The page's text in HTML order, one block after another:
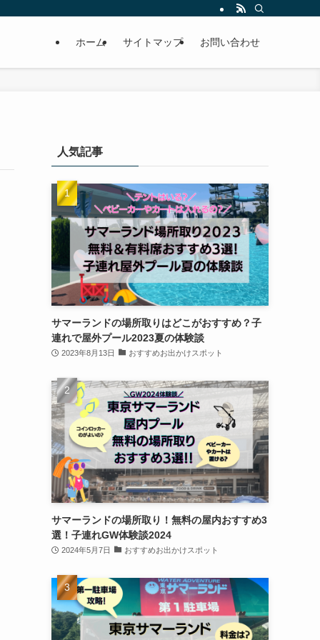
ホーム サイトマップ お問い合わせ
人気記事
サマーランドの場所取りはどこがおすすめ？子
連れで屋外プール2023夏の体験談
2023年8月13日 おすすめお出かけスポット
サマーランドの場所取り！無料の屋内おすすめ3
選！子連れGW体験談2024
2024年5月7日 おすすめお出かけスポット